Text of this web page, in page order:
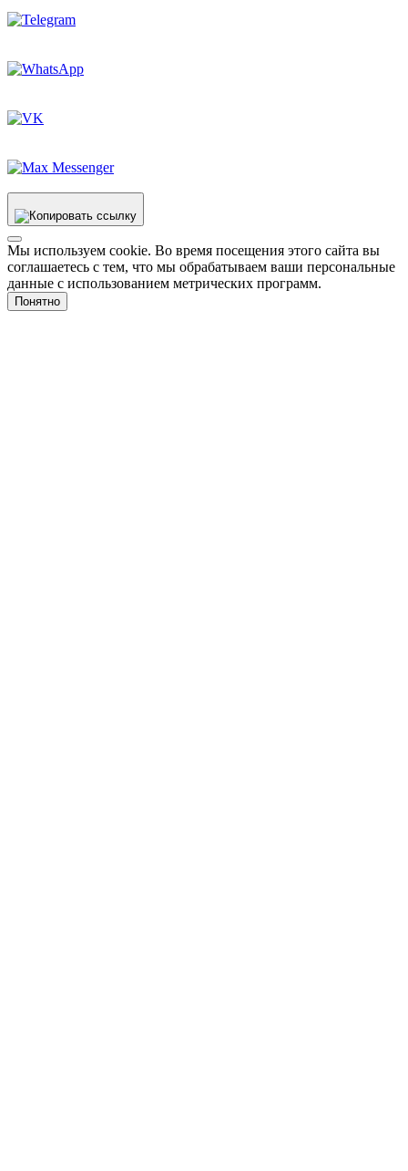
Мы используем cookie. Во время посещения этого сайта вы
соглашаетесь с тем, что мы обрабатываем ваши персональные
данные с использованием метрических программ.
Понятно